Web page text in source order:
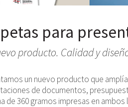
para
producto. Calidad y
un nuevo producto que
de documentos,
de 360 gramos impresas en